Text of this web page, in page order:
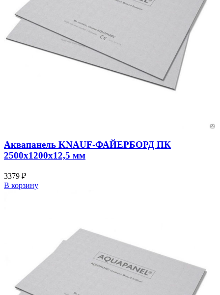
Аквапанель KNAUF-ФАЙЕРБОРД ПК
2500х1200х12,5 мм
3379 ₽
В корзину